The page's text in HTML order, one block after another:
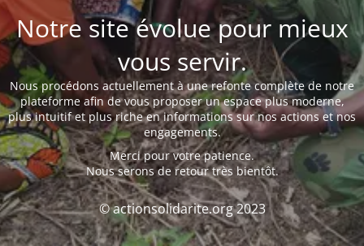
Notre site évolue pour mieux
vous servir.
Nous procédons actuellement à une refonte complète de notre
plateforme afin de vous proposer un espace plus moderne,
plus intuitif et plus riche en informations sur nos actions et nos
engagements.
Merci pour votre patience.
Nous serons de retour très bientôt.
© actionsolidarite.org 2023